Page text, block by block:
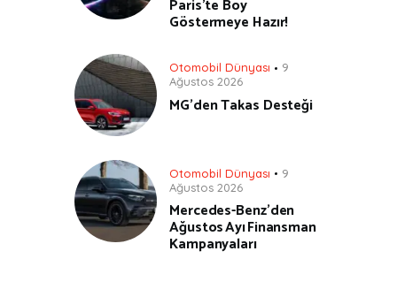
Paris’te Boy
Göstermeye Hazır!
Otomobil Dünyası
9
Ağustos 2026
MG’den Takas Desteği
Otomobil Dünyası
9
Ağustos 2026
Mercedes-Benz’den
Ağustos Ayı Finansman
Kampanyaları